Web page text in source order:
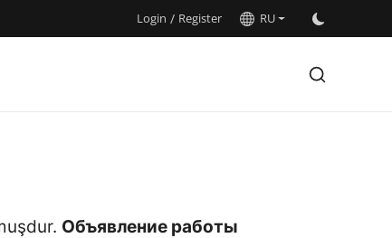
Login / Register RU
Объявление работы